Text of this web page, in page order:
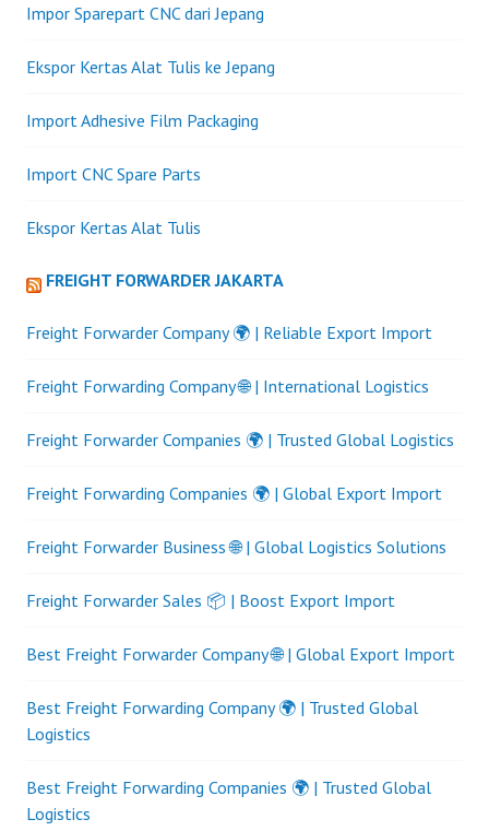
Impor Sparepart CNC dari Jepang
Ekspor Kertas Alat Tulis ke Jepang
Import Adhesive Film Packaging
Import CNC Spare Parts
Ekspor Kertas Alat Tulis
FREIGHT FORWARDER JAKARTA
Freight Forwarder Company 🌍 | Reliable Export Import
Freight Forwarding Company 🌐 | International Logistics
Freight Forwarder Companies 🌍 | Trusted Global Logistics
Freight Forwarding Companies 🌍 | Global Export Import
Freight Forwarder Business 🌐 | Global Logistics Solutions
Freight Forwarder Sales 📦 | Boost Export Import
Best Freight Forwarder Company 🌐 | Global Export Import
Best Freight Forwarding Company 🌍 | Trusted Global
Logistics
Best Freight Forwarding Companies 🌍 | Trusted Global
Logistics